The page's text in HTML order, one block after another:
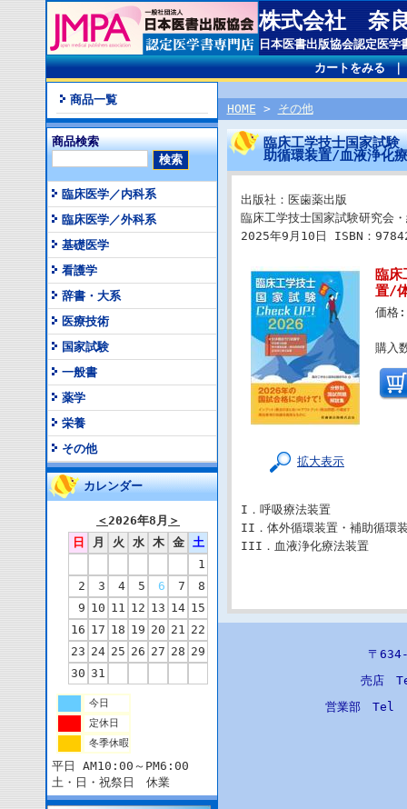
株式会社 奈
日本医書出版協会認定医
カートをみる
商品一覧
商品検索
臨床医学／内科系
臨床医学／外科系
基礎医学
看護学
辞書・大系
医療技術
国家試験
一般書
薬学
栄養
その他
カレンダー
＜2026年8月 ＞
日
月 火 水 木 金
土
1
2
3 4 5 6 7
8
9 10 11 12 13 14 15
16 17 18 19 20 21 22
23 24 25 26 27 28 29
30 31
今日
定休日
冬季休暇
平日 AM10:00～PM6:00
土・日・祝祭日 休業
HOME > その他
臨床工学技士国家試
助循環装置/血液浄化
出版社：医歯薬出版
臨床工学技士国家試験研究会
2025年9月10日 ISBN：
拡大表示
臨床
置/
価格:
購入
I．呼吸療法装置
II．体外循環装置・補助循環
III．血液浄化療法装置
〒
売店
営業部 Tel